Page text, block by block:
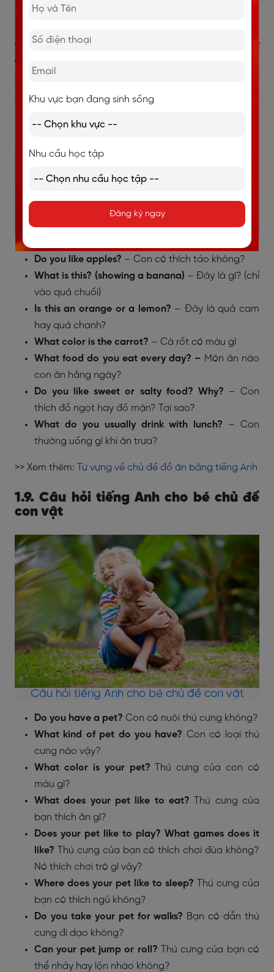
>> Xem thêm:
tiếng Anh
1.8. Câu hỏi tiếng Anh cho bé chủ đề
thức ăn
What is your favorite food?
Do you like ice cream or cake?
What do you eat for breakfast?
bữa sáng?
What do you like to have for dessert?Con thích
Do you like apples? – Con có thích táo không?
What is this? (showing a banana) – Đây là gì? (chỉ
vào quả chuối)
Is this an orange or a lemon? – Đây là quả cam
hay quả chanh?
What color is the carrot? – Cà rốt có màu gì
What food do you eat every day? – Món ăn nào
con ăn hằng ngày?
Do you like sweet or salty food? Why? –Con
thích đồ ngọt hay đồ mặn? Tại sao?
What do you usually drink with lunch? – Con
thường uống gì khi ăn trưa?
>> Xem thêm: Từ vựng về chủ đề đồ ăn bằng tiếng Anh
1.9. Câu hỏi tiếng Anh cho bé chủ đề
con vật
Câu hỏi tiếng Anh cho bé chủ đề con vật
Do you have a pet? Con có nuôi thú cưng không?
What kind of pet do you have? Con có loại thú
cưng nào vậy?
What color is your pet?
Thú cưng của con có
màu gì?
What does your pet like to eat?
Thú cưng của
bạn thích ăn gì?
Does your pet like to play? What games does it
like?
Thú cưng của bạn có thích chơi đùa không?
Nó thích chơi trò gì vậy?
Where does your pet like to sleep?
Thú cưng của
bạn có thích ngủ không?
Do you take your pet for walks? Bạn có dẫn thú
cưng đi dạo không?
Can your pet jump or roll?
Thú cưng của bạn có
thể nhảy hay lộn nhào không?
Khu vực bạn đang sinh sống
Nhu cầu học tập
Đăng ký ngay